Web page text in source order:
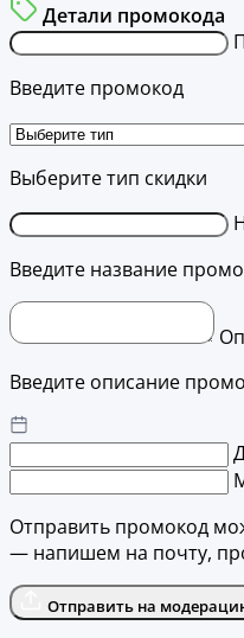
Детали промокода
Введите промокод
Выберите тип скидки
Введите название
Введите описание
Отправить промокод
— напишем на почту,
Отправить на